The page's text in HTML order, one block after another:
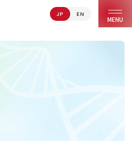
会社 | ライフサイエンス研究への貢献
JP EN
MENU